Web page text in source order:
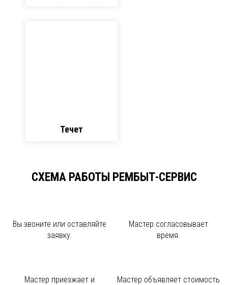
Течет
СХЕМА РАБОТЫ РЕМБЫТ-СЕРВИС
Вы звоните или оставляйте
заявку.
Мастер согласовывает
время.
Мастер приезжает и
Мастер объявляетстоимость